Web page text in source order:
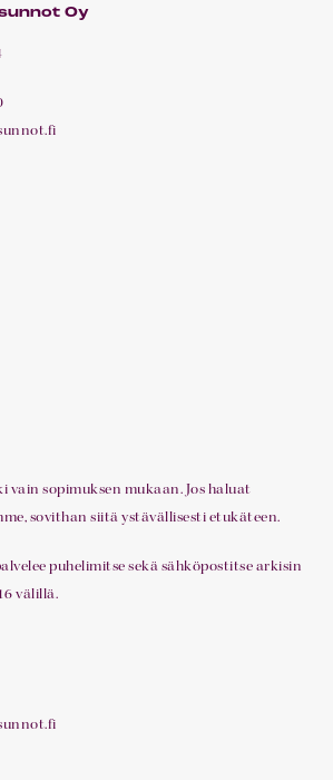
Oy
vain sopimuksen mukaan. Jos haluat
sovithan siitä ystävällisesti etukäteen.
puhelimitse sekä sähköpostitse arkisin
välillä.